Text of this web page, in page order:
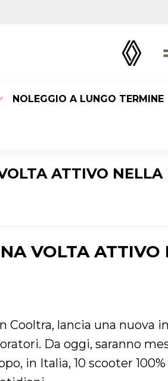
NOLEGGIO A LUNGO TERMINE
ATTIVO
VOLTA ATTIVO
Cooltra, lancia una nuova
Da oggi, saranno
in Italia, 10 scooter